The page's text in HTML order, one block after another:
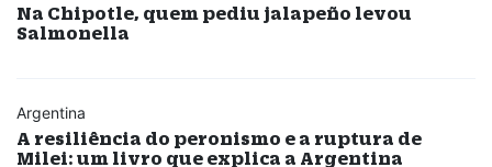
Na Chipotle, quem pediu jalapeño levou
Salmonella
Argentina
A resiliência do peronismo e a ruptura de
Milei: um livro que explica a Argentina